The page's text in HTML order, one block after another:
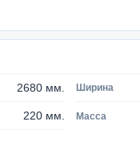
2680 мм.
220 мм.